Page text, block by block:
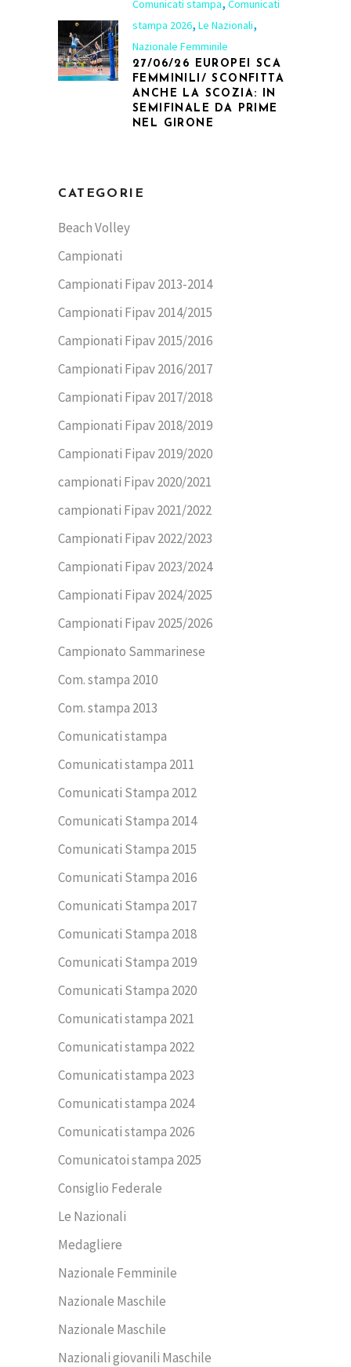
Comunicati stampa Comunicati
stampa 2026, Le Nazionali,
Nazionale Femminile
27/06/26 EUROPEI SCA
FEMMINILI/ SCONFITTA
ANCHE LA SCOZIA: IN
SEMIFINALE DA PRIME
NEL GIRONE
CATEGORIE
Beach Volley
Campionati
Campionati Fipav 2013-2014
Campionati Fipav 2014/2015
Campionati Fipav 2015/2016
Campionati Fipav 2016/2017
Campionati Fipav 2017/2018
Campionati Fipav 2018/2019
Campionati Fipav 2019/2020
campionati Fipav 2020/2021
campionati Fipav 2021/2022
Campionati Fipav 2022/2023
Campionati Fipav 2023/2024
Campionati Fipav 2024/2025
Campionati Fipav 2025/2026
Campionato Sammarinese
Com. stampa 2010
Com. stampa 2013
Comunicati stampa
Comunicati stampa 2011
Comunicati Stampa 2012
Comunicati Stampa 2014
Comunicati Stampa 2015
Comunicati Stampa 2016
Comunicati Stampa 2017
Comunicati Stampa 2018
Comunicati Stampa 2019
Comunicati Stampa 2020
Comunicati stampa 2021
Comunicati stampa 2022
Comunicati stampa 2023
Comunicati stampa 2024
Comunicati stampa 2026
Comunicatoi stampa 2025
Consiglio Federale
Le Nazionali
Medagliere
Nazionale Femminile
Nazionale Maschile
Nazionale Maschile
Nazionali giovanili Maschile